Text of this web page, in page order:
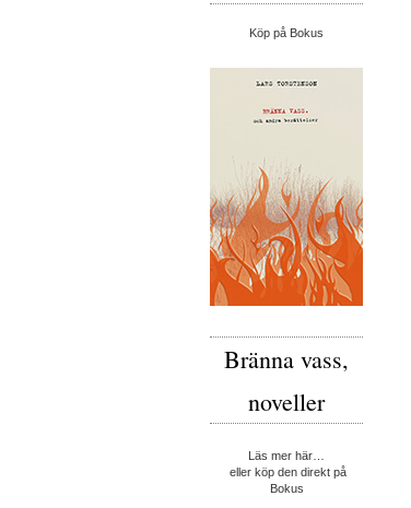
Köp på Bokus
Bränna vass,
noveller
Läs mer här…
eller köp den direkt på
Bokus